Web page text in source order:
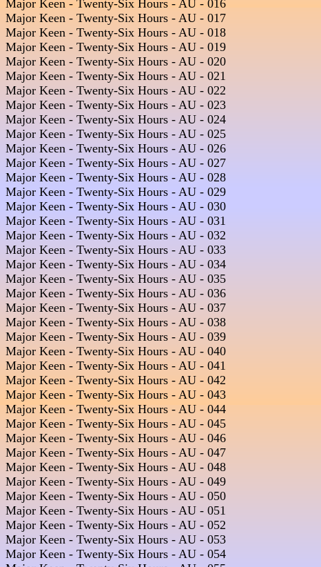
Major Keen - Twenty-Six Hours - AU - 016
Major Keen - Twenty-Six Hours - AU - 017
Major Keen - Twenty-Six Hours - AU - 018
Major Keen - Twenty-Six Hours - AU - 019
Major Keen - Twenty-Six Hours - AU - 020
Major Keen - Twenty-Six Hours - AU - 021
Major Keen - Twenty-Six Hours - AU - 022
Major Keen - Twenty-Six Hours - AU - 023
Major Keen - Twenty-Six Hours - AU - 024
Major Keen - Twenty-Six Hours - AU - 025
Major Keen - Twenty-Six Hours - AU - 026
Major Keen - Twenty-Six Hours - AU - 027
Major Keen - Twenty-Six Hours - AU - 028
Major Keen - Twenty-Six Hours - AU - 029
Major Keen - Twenty-Six Hours - AU - 030
Major Keen - Twenty-Six Hours - AU - 031
Major Keen - Twenty-Six Hours - AU - 032
Major Keen - Twenty-Six Hours - AU - 033
Major Keen - Twenty-Six Hours - AU - 034
Major Keen - Twenty-Six Hours - AU - 035
Major Keen - Twenty-Six Hours - AU - 036
Major Keen - Twenty-Six Hours - AU - 037
Major Keen - Twenty-Six Hours - AU - 038
Major Keen - Twenty-Six Hours - AU - 039
Major Keen - Twenty-Six Hours - AU - 040
Major Keen - Twenty-Six Hours - AU - 041
Major Keen - Twenty-Six Hours - AU - 042
Major Keen - Twenty-Six Hours - AU - 043
Major Keen - Twenty-Six Hours - AU - 044
Major Keen - Twenty-Six Hours - AU - 045
Major Keen - Twenty-Six Hours - AU - 046
Major Keen - Twenty-Six Hours - AU - 047
Major Keen - Twenty-Six Hours - AU - 048
Major Keen - Twenty-Six Hours - AU - 049
Major Keen - Twenty-Six Hours - AU - 050
Major Keen - Twenty-Six Hours - AU - 051
Major Keen - Twenty-Six Hours - AU - 052
Major Keen - Twenty-Six Hours - AU - 053
Major Keen - Twenty-Six Hours - AU - 054